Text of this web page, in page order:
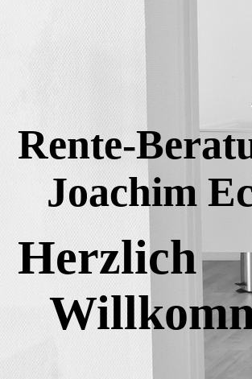
Rente-
Joachim
Herzlich